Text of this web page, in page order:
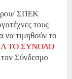
ΣΠΕΚ
τους
να τιμηθούν το
ΤΟ ΣΥΝΟΛΟ
Σύνδεσμο